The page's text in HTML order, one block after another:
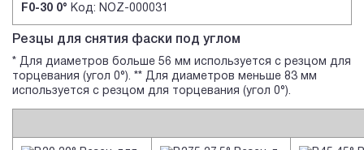
F0-30 0° Код: NOZ-000031
Резцы для снятия фаски под углом
* Для диаметров больше 56 мм используется с резцом для
торцевания (угол 0°). ** Для диаметров меньше 83 мм
используется с резцом для торцевания (угол 0°).